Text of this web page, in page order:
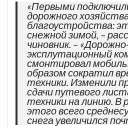
«Первыми
дорожного
благоустройства:
снежной зимой, –
чиновник. –
эксплутационный
смонтировал
образом сократил
техники. Изменили
сдачи путевого
техники на линию. В
этого всего
снега увеличился